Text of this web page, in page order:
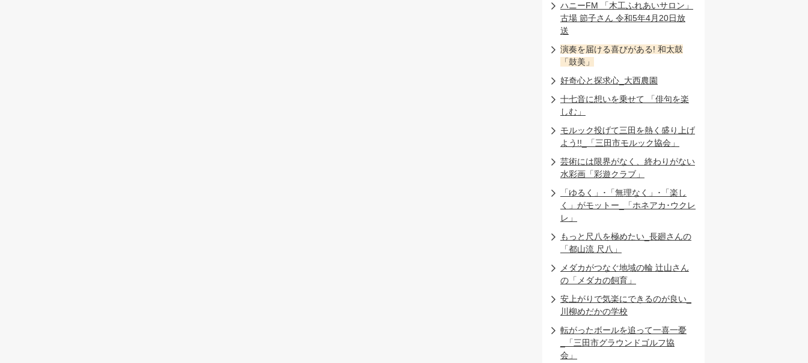
ハニーFM 「木工ふれあいサロン」
古場 節子さん 令和5年4月20日放
送
演奏を届ける喜びがある! 和太鼓
「鼓美」
好奇心と探求心_大西農園
十七音に想いを乗せて 「俳句を楽
しむ」
モルック投げて三田を熱く盛り上げ
よう!!_「三田市モルック協会」
芸術には限界がなく、終わりがない
水彩画「彩遊クラブ」
「ゆるく」･「無理なく」･「楽し
く」がモットー_「ホネアカ･ウクレ
レ」
もっと尺八を極めたい_長廻さんの
「都山流 尺八」
メダカがつなぐ地域の輪 辻山さん
の「メダカの飼育」
安上がりで気楽にできるのが良い_
川柳めだかの学校
転がったボールを追って一喜一憂
_「三田市グラウンドゴルフ協
会」